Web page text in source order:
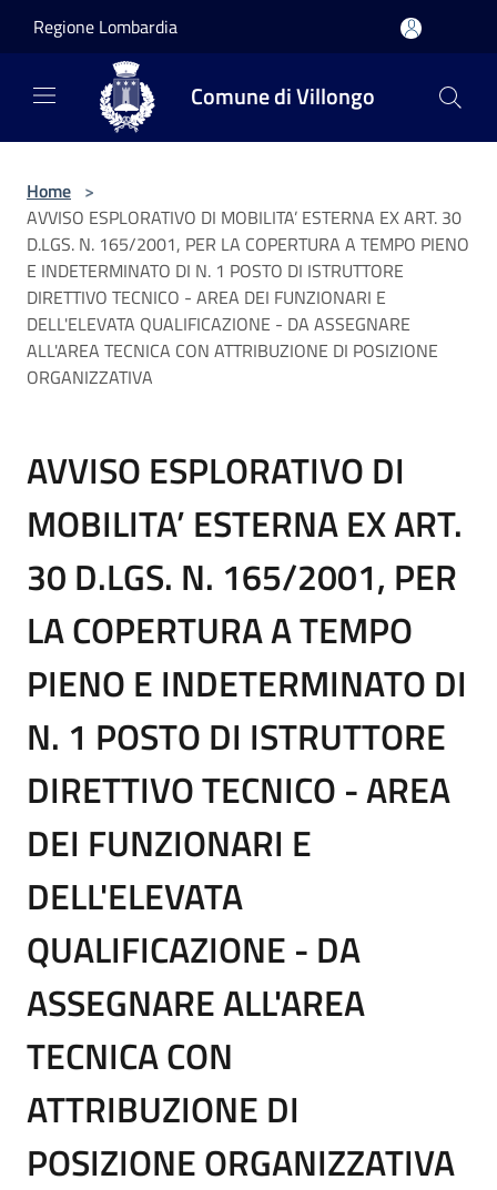
Regione Lombardia
Comune di Villongo
Home >
AVVISO ESPLORATIVO DI MOBILITA’ ESTERNA EX ART. 30
D.LGS. N. 165/2001, PER LA COPERTURA A TEMPO PIENO
E INDETERMINATO DI N. 1 POSTO DI ISTRUTTORE
DIRETTIVO TECNICO - AREA DEI FUNZIONARI E
DELL'ELEVATA QUALIFICAZIONE - DA ASSEGNARE
ALL'AREA TECNICA CON ATTRIBUZIONE DI POSIZIONE
ORGANIZZATIVA
AVVISO ESPLORATIVO DI
MOBILITA’ ESTERNA EX ART.
30 D.LGS. N. 165/2001, PER
LA COPERTURA A TEMPO
PIENO E INDETERMINATO DI
N. 1 POSTO DI ISTRUTTORE
DIRETTIVO TECNICO - AREA
DEI FUNZIONARI E
DELL'ELEVATA
QUALIFICAZIONE - DA
ASSEGNARE ALL'AREA
TECNICA CON
ATTRIBUZIONE DI
POSIZIONE ORGANIZZATIVA